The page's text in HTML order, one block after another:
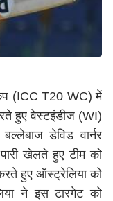
(ICC T20 WC) में
हुए वेस्टइंडीज (WI)
डेविड वार्नर
खेलते हुए टीम को
हुए ऑस्ट्रेलिया को
ने इस टारगेट को